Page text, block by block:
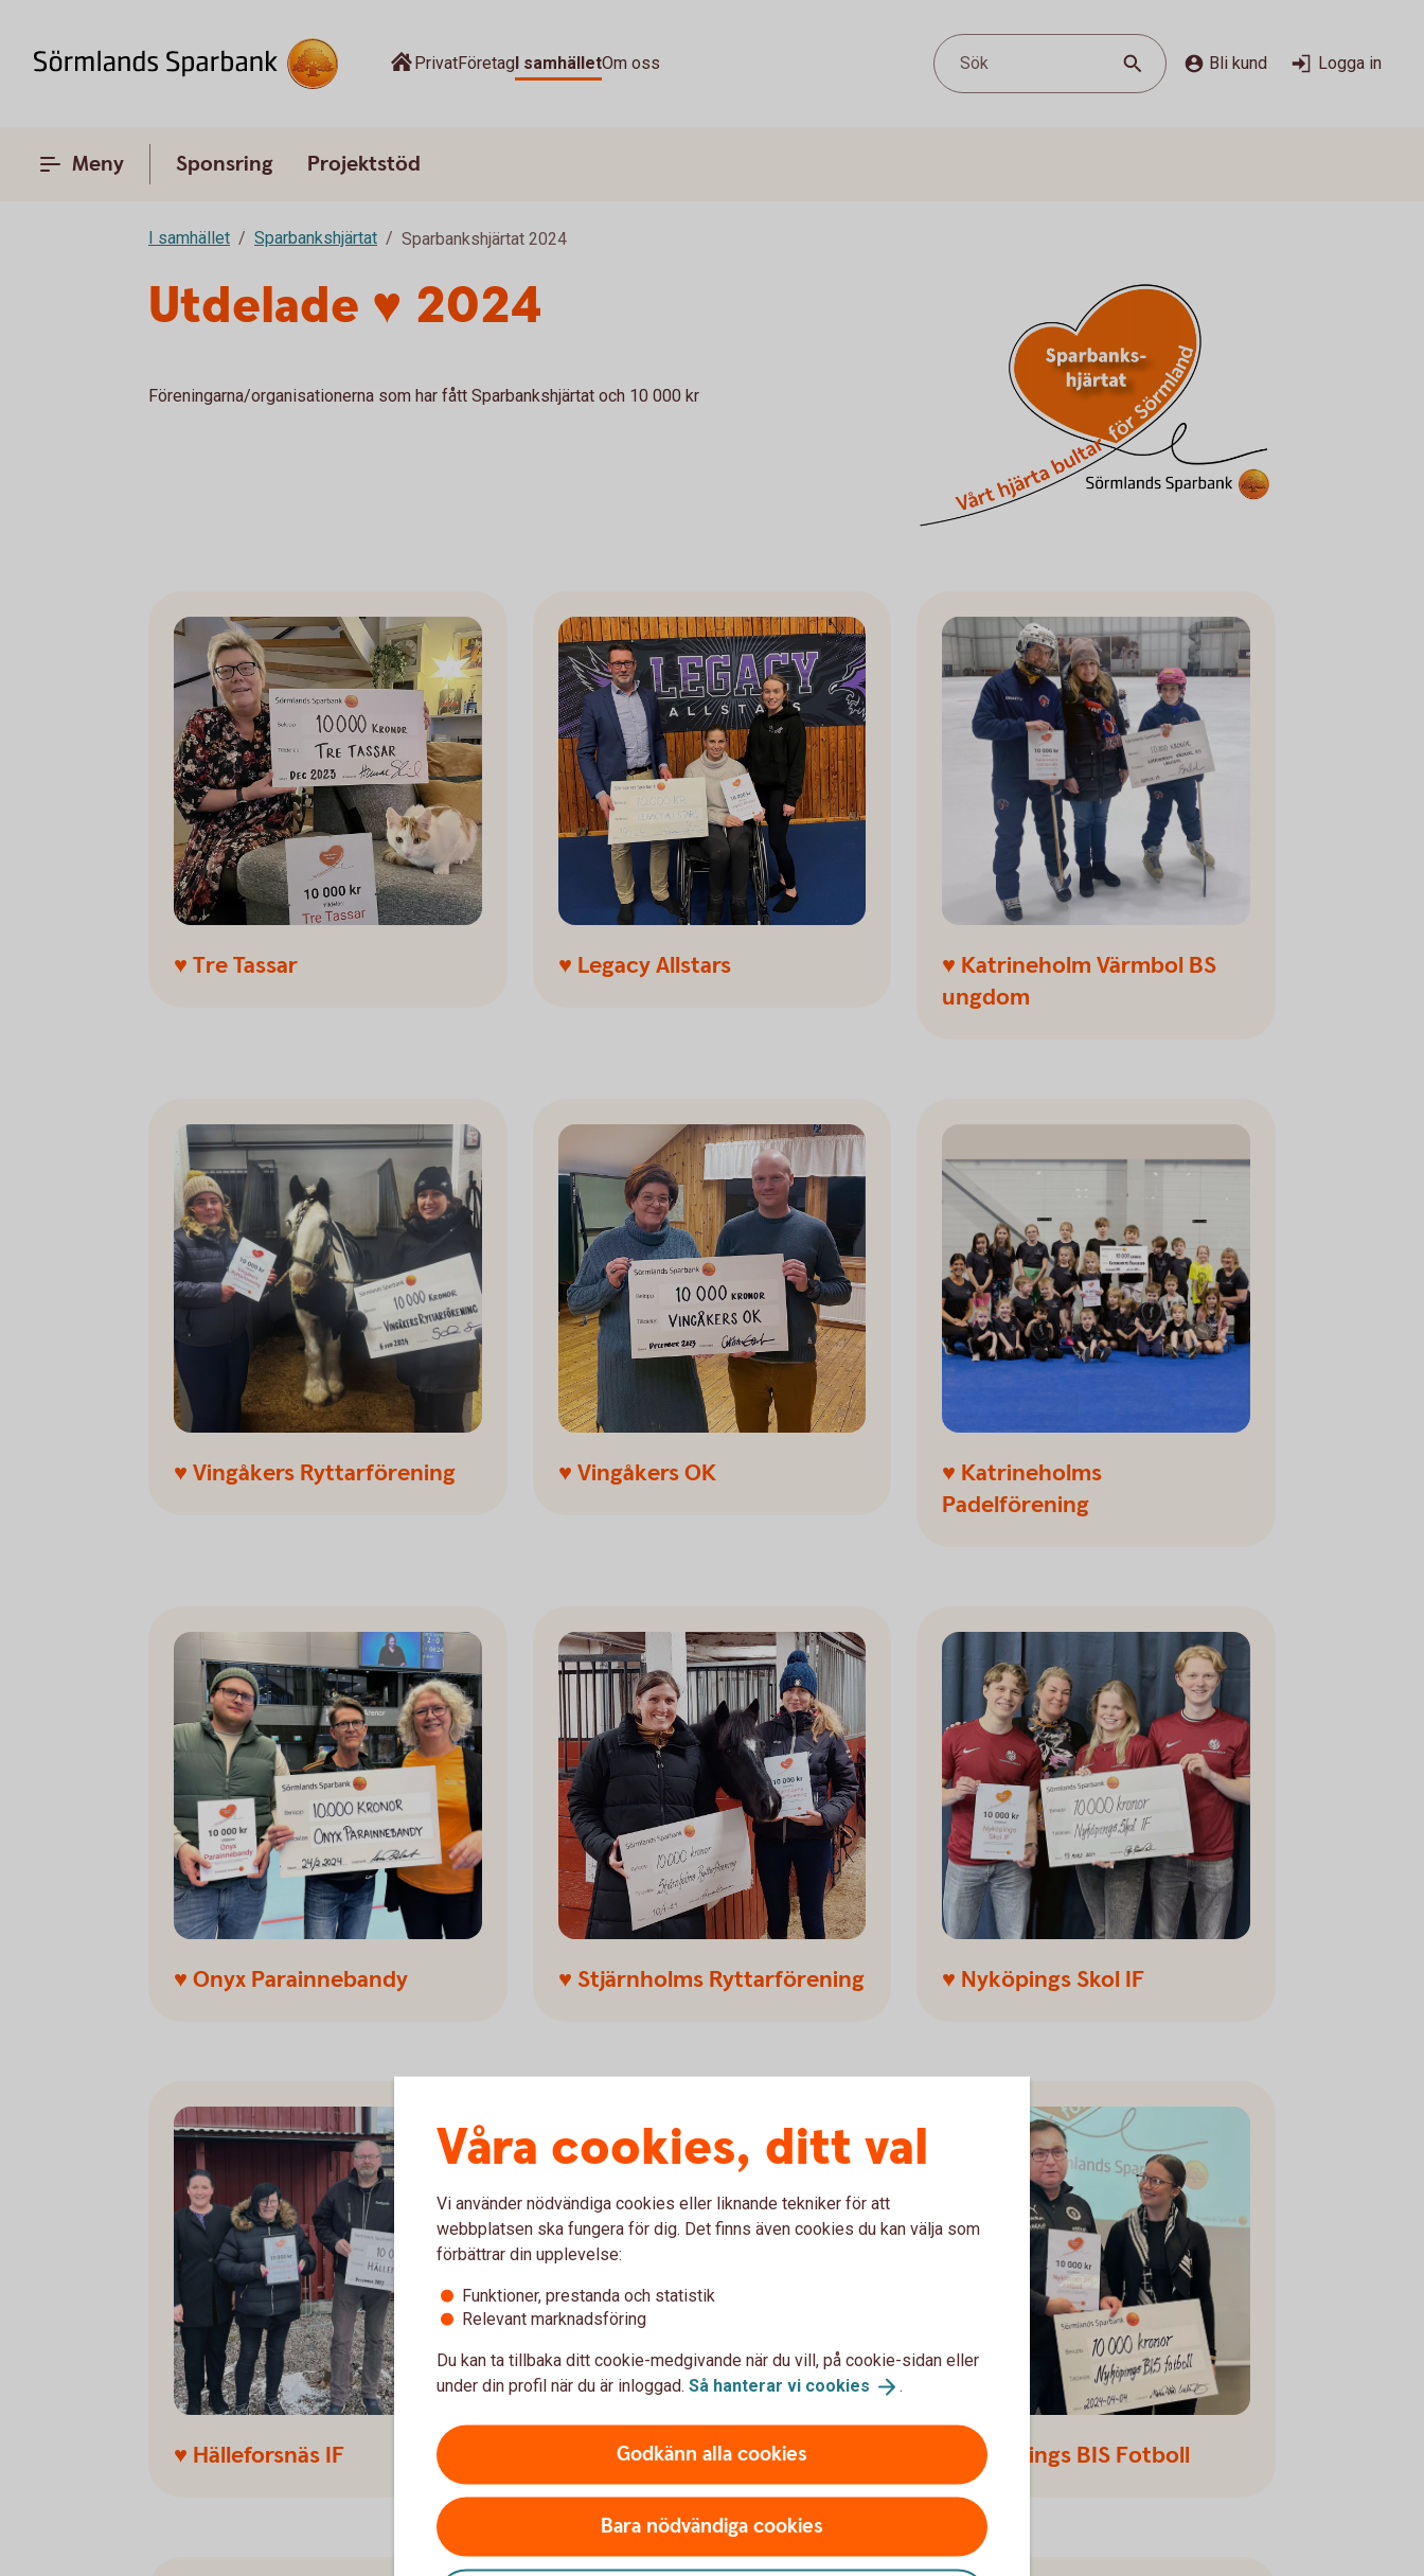
PrivatFöretagI samhälletOm oss Sök Bli kund Logga in
Meny Sponsring Projektstöd
I samhället Sparbankshjärtat Sparbankshjärtat 2024
Utdelade ♥ 2024
Föreningarna/organisationerna som har fått Sparbankshjärtat och 10 000 kr
♥ Tre Tassar ♥ Legacy Allstars
♥ Katrineholm Värmbol BS
ungdom
♥ Vingåkers Ryttarförening ♥ Vingåkers OK
♥ Katrineholms
Padelförening
♥ Onyx Parainnebandy ♥ Stjärnholms Ryttarförening ♥ Nyköpings Skol IF
♥ Hälleforsnäs IF ♥ IFK Nyköping ♥ Nyköpings BIS Fotboll
Våra cookies, ditt val
Vi använder nödvändiga cookies eller liknande tekniker för att
webbplatsen ska fungera för dig. Det finns även cookies du kan välja som
förbättrar din upplevelse:
Funktioner, prestanda och statistik
Relevant marknadsföring
Du kan ta tillbaka ditt cookie-medgivande när du vill, på cookie-sidan eller
under din profil när du är inloggad. Så hanterar vi cookies .
Godkänn alla cookies
Bara nödvändiga cookies